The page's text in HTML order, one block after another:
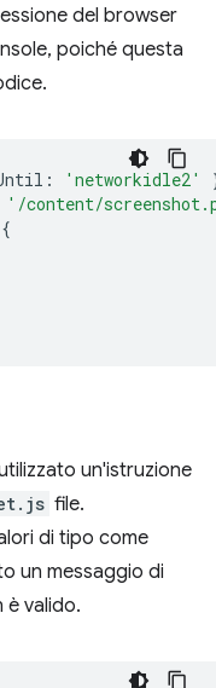
del browser
poiché questa
: 'networkidle2'
'/content/
{
un'istruzione
file.
di tipo come
un messaggio di
è valido.